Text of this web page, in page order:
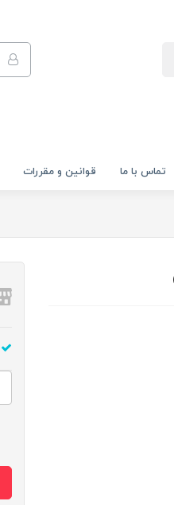
تماس با ما قوانين و مقررات